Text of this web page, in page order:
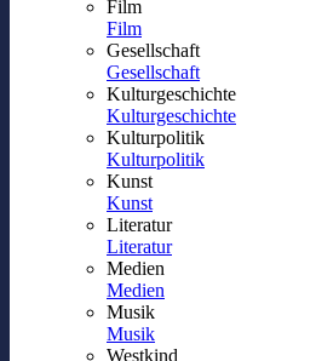
Film
Film
Gesellschaft
Gesellschaft
Kulturgeschichte
Kulturgeschichte
Kulturpolitik
Kulturpolitik
Kunst
Kunst
Literatur
Literatur
Medien
Medien
Musik
Musik
Westkind